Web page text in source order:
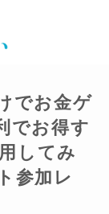
でお金ゲ
でお得す
してみ
参加レ